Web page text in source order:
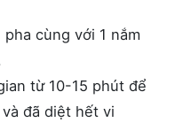
cùng với 1 nắm
từ 10-15 phút để
đã diệt hết vi